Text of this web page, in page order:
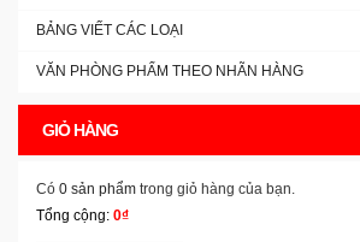
BẢNG VIẾT CÁC LOẠI
VĂN PHÒNG PHẨM THEO NHÃN HÀNG
GIỎ HÀNG
Có 0 sản phẩm trong giỏ hàng của bạn.
Tổng cộng: 0₫